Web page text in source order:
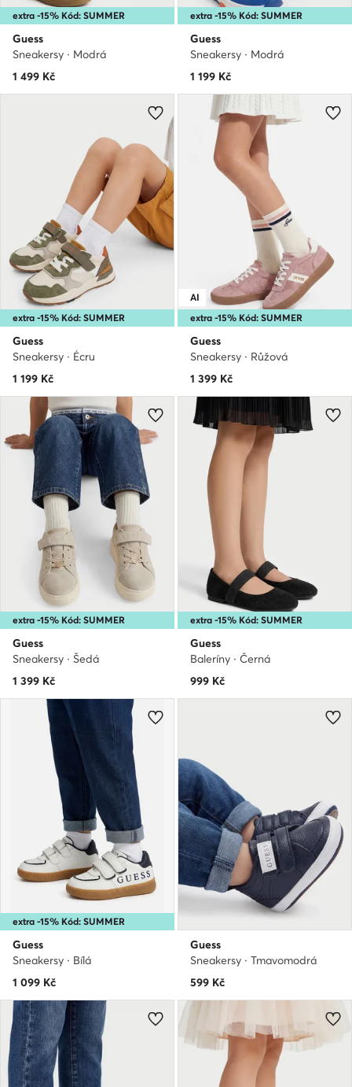
extra -15% Kód: SUMMER
Guess
Sneakersy · Modrá
1 499 Kč
extra -15% Kód: SUMMER
Guess
Sneakersy · Modrá
1 199 Kč
extra -15% Kód: SUMMER
Guess
Sneakersy · Écru
1 199 Kč
extra -15% Kód: SUMMER
AI
Guess
Sneakersy · Růžová
1 399 Kč
extra -15% Kód: SUMMER
Guess
Sneakersy · Šedá
1 399 Kč
extra -15% Kód: SUMMER
Guess
Baleríny · Černá
999 Kč
extra -15% Kód: SUMMER
Guess
Sneakersy · Bílá
1 099 Kč
Guess
Sneakersy · Tmavomodrá
599 Kč